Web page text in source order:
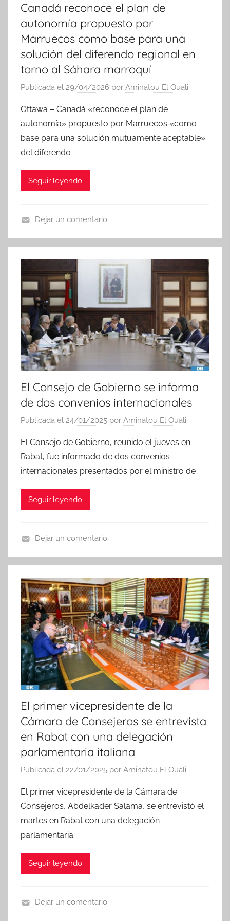
Canadá reconoce el plan de
autonomía propuesto por
Marruecos como base para una
solución del diferendo regional en
torno al Sáhara marroquí
Publicada el 29/04/2026 por Aminatou El Ouali
Ottawa – Canadá «reconoce el plan de
autonomía» propuesto por Marruecos «como
base para una solución mutuamente aceptable»
del diferendo
Seguir leyendo
o
t
a
s
Dejar un comentario
El Consejo de Gobierno se informa
de dos convenios internacionales
Publicada el 24/01/2025 por Aminatou El Ouali
El Consejo de Gobierno, reunido el jueves en
Rabat, fue informado de dos convenios
internacionales presentados por el ministro de
Seguir leyendo
o
t
i
c
i
a
s
Dejar un comentario
El primer vicepresidente de la
Cámara de Consejeros se entrevista
en Rabat con una delegación
parlamentaria italiana
Publicada el 22/01/2025 por Aminatou El Ouali
El primer vicepresidente de la Cámara de
Consejeros, Abdelkader Salama, se entrevistó el
martes en Rabat con una delegación
parlamentaria
Seguir leyendo
Dejar un comentario